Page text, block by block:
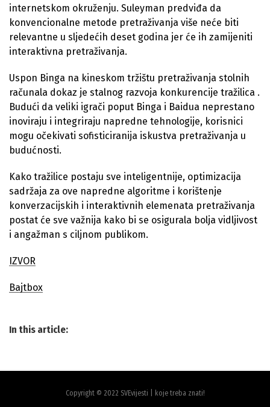
internetskom okruženju. Suleyman predviđa da
konvencionalne metode pretraživanja više neće biti
relevantne u sljedećih deset godina jer će ih zamijeniti
interaktivna pretraživanja.
Uspon Binga na kineskom tržištu pretraživanja stolnih
računala dokaz je stalnog razvoja konkurencije tražilica .
Budući da veliki igrači poput Binga i Baidua neprestano
inoviraju i integriraju napredne tehnologije, korisnici
mogu očekivati ​​sofisticiranija iskustva pretraživanja u
budućnosti.
Kako tražilice postaju sve inteligentnije, optimizacija
sadržaja za ove napredne algoritme i korištenje
konverzacijskih i interaktivnih elemenata pretraživanja
postat će sve važnija kako bi se osigurala bolja vidljivost
i angažman s ciljnom publikom.
IZVOR
Bajtbox
In this article:
Copyright © 2022 SVEvijesti | koje treba znati!